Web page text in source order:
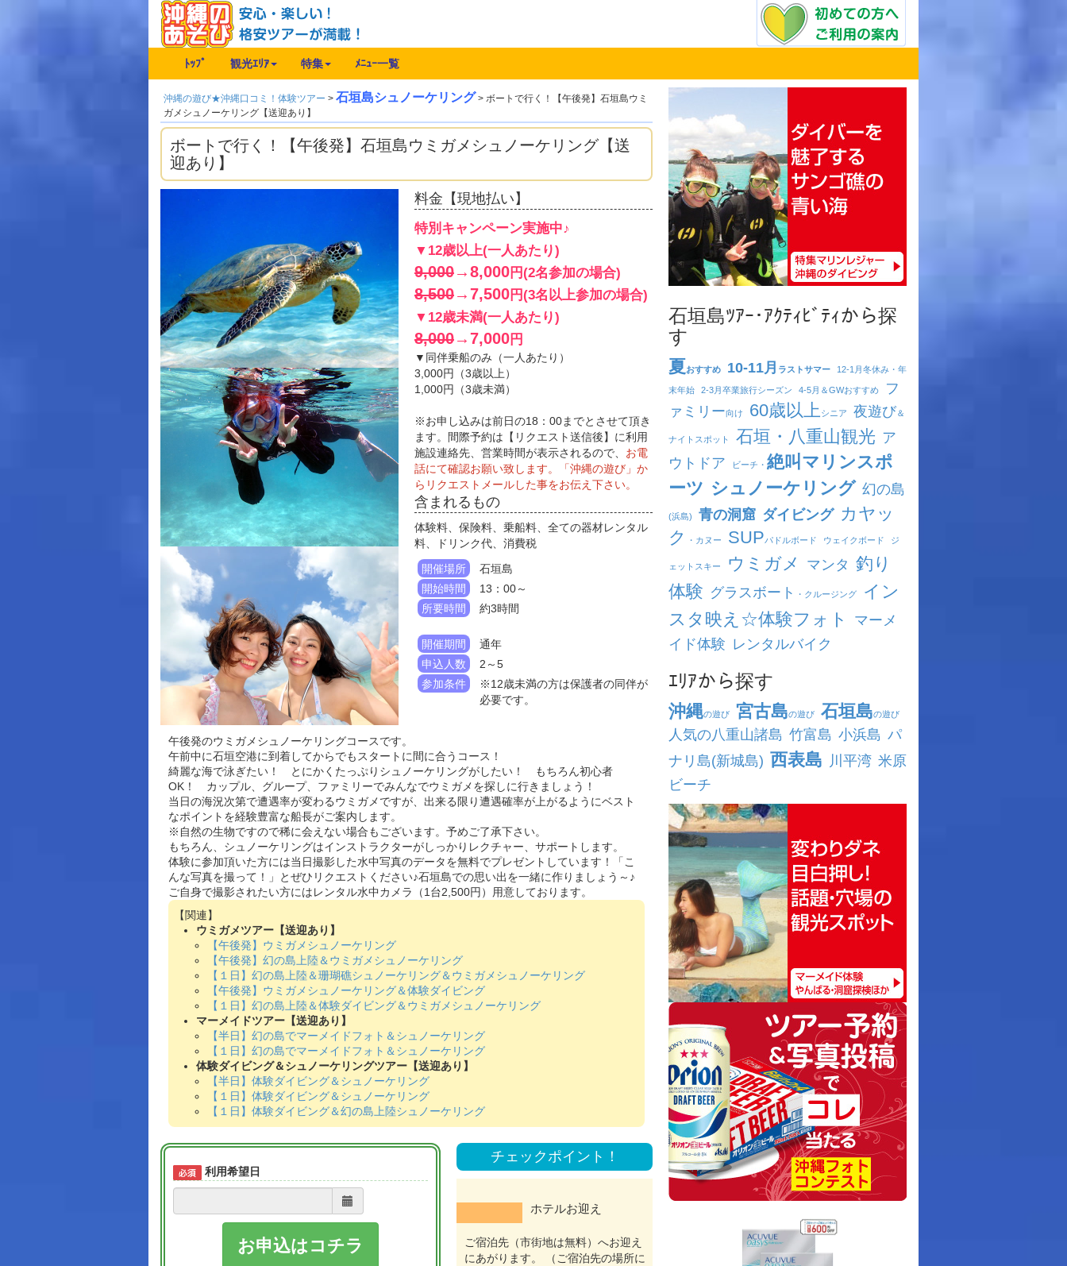
ﾄｯﾌﾟ 観光ｴﾘｱ 特集 ﾒﾆｭｰ一覧
沖縄の遊び★沖縄口コミ！体験ツアー > 石垣島シュノーケリング > ボートで行く！【午後発】石垣島ウミ
ガメシュノーケリング【送迎あり】
ボートで行く！【午後発】石垣島ウミガメシュノーケリング【送
迎あり】
料金【現地払い】
特別キャンペーン実施中♪
▼12歳以上(一人あたり)
9,000→8,000円(2名参加の場合)
8,500→7,500円(3名以上参加の場合)
▼12歳未満(一人あたり)
8,000→7,000円
▼同伴乗船のみ（一人あたり）
3,000円（3歳以上）
1,000円（3歳未満）
※お申し込みは前日の18：00までとさせて頂き
ます。間際予約は【リクエスト送信後】に利用
施設連絡先、営業時間が表示されるので、 お電
話にて確認お願い致します。「沖縄の遊び」か
らリクエストメールした事をお伝え下さい。
含まれるもの
体験料、保険料、乗船料、全ての器材レンタル
料、ドリンク代、消費税
開催場所
石垣島
開始時間
13：00～
所要時間
約3時間
開催期間
通年
申込人数
2～5
参加条件
※12歳未満の方は保護者の同伴が
必要です。
午後発のウミガメシュノーケリングコースです。
午前中に石垣空港に到着してからでもスタートに間に合うコース！
綺麗な海で泳ぎたい！ とにかくたっぷりシュノーケリングがしたい！ もちろん初心者
OK！ カップル、グループ、ファミリーでみんなでウミガメを探しに行きましょう！
当日の海況次第で遭遇率が変わるウミガメですが、出来る限り遭遇確率が上がるようにベスト
なポイントを経験豊富な船長がご案内します。
※自然の生物ですので稀に会えない場合もございます。予めご了承下さい。
もちろん、シュノーケリングはインストラクターがしっかりレクチャー、サポートします。
体験に参加頂いた方には当日撮影した水中写真のデータを無料でプレゼントしています！「こ
んな写真を撮って！」とぜひリクエストください♪石垣島での思い出を一緒に作りましょう～♪
ご自身で撮影されたい方にはレンタル水中カメラ（1台2,500円）用意しております。
ウミガメツアー【送迎あり】
【午後発】ウミガメシュノーケリング
【午後発】幻の島上陸＆ウミガメシュノーケリング
【１日】幻の島上陸＆珊瑚礁シュノーケリング＆ウミガメシュノーケリング
【午後発】ウミガメシュノーケリング＆体験ダイビング
【１日】幻の島上陸＆体験ダイビング＆ウミガメシュノーケリング
マーメイドツアー【送迎あり】
【半日】幻の島でマーメイドフォト＆シュノーケリング
【１日】幻の島でマーメイドフォト＆シュノーケリング
体験ダイビング＆シュノーケリングツアー【送迎あり】
【半日】体験ダイビング＆シュノーケリング
【１日】体験ダイビング＆シュノーケリング
【１日】体験ダイビング＆幻の島上陸シュノーケリング
利用希望日
お申込はコチラ
チェックポイント！
ホテルお迎え
ご宿泊先（市街地は無料）へお迎え
にあがります。 （ご宿泊先の場所に
石垣島ﾂｱｰ･ｱｸﾃｨﾋﾞﾃｨから探
す
夏おすすめ 10-11月 ラストサマー 12-1月冬休み・年
末年始 2-3月卒業旅行シーズン 4-5月 ＆GWおすすめ
フ
ァミリー向け 60歳以上シニア 夜遊び＆
ナイトスポット 石垣・八重山観光 ア
ウトドア
ビーチ・ 絶叫マリンスポ
ーツ シュノーケリング 幻の島
(浜島) 青の洞窟 ダイビング カヤッ
ク
・カヌー SUPパドルボード ウェイクボード ジ
ェットスキー ウミガメ マンタ 釣り
体験 グラスボート ・クルージング
イン
スタ映え☆体験フォト
マーメ
イド体験 レンタルバイク
ｴﾘｱから探す
沖縄の遊び 宮古島の遊び 石垣島の遊び
人気の八重山諸島 竹富島 小浜島 パ
ナリ島(新城島) 西表島 川平湾 米原
ビーチ